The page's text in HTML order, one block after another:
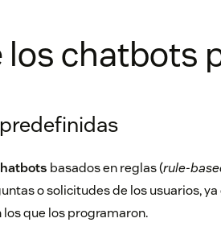
chatbots
basados en reglas (rule-
o solicitudes de los usuarios,
que los programaron.